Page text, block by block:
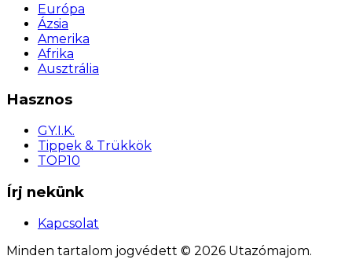
Európa
Ázsia
Amerika
Afrika
Ausztrália
Hasznos
GY.I.K.
Tippek & Trükkök
TOP10
Írj nekünk
Kapcsolat
Minden tartalom jogvédett © 2026 Utazómajom.